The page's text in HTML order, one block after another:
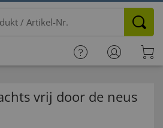
vrij door de neus